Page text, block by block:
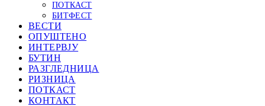
ПОТКАСТ
БИТФЕСТ
ВЕСТИ
ОПУШТЕНО
ИНТЕРВЈУ
БУТИН
РАЗГЛЕДНИЦА
РИЗНИЦА
ПОТКАСТ
КОНТАКТ